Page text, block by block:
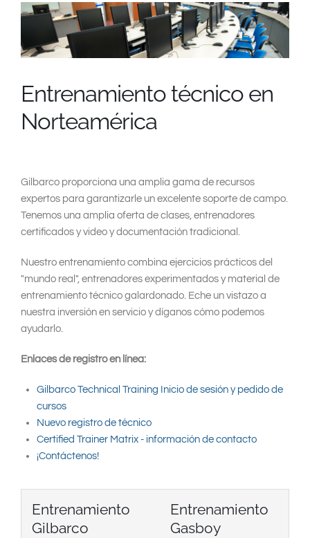
Australia
中国
South East Asia
Entrenamiento técnico en
Norteamérica
Gilbarco proporciona una amplia gama de recursos
expertos para garantizarle un excelente soporte de campo.
Tenemos una amplia oferta de clases, entrenadores
certificados y video y documentación tradicional.
Nuestro entrenamiento combina ejercicios prácticos del
"mundo real", entrenadores experimentados y material de
entrenamiento técnico galardonado. Eche un vistazo a
nuestra inversión en servicio y díganos cómo podemos
ayudarlo.
Enlaces de registro en línea:
Gilbarco Technical Training Inicio de sesión y pedido de
cursos
Nuevo registro de técnico
Certified Trainer Matrix - información de contacto
¡Contáctenos!
Entrenamiento
Gilbarco
Entrenamiento
Gasboy